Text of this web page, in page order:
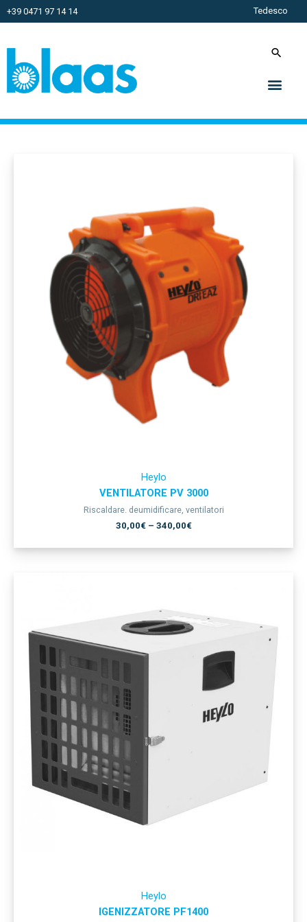
+39 0471 97 14 14 Tedesco
Heylo
VENTILATORE PV 3000
Riscaldare. deumidificare, ventilatori
30,00€– 340,00€
Heylo
IGENIZZATORE PF1400